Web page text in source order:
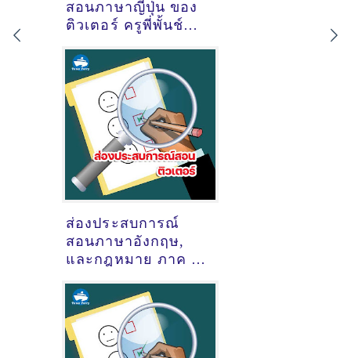
สอนภาษาญี่ปุ่น ของ
ติวเตอร์ ครูพี่พั้นช์
โคตร์ @ออนไลน์
ส่องประสบการณ์
สอนภาษาอังกฤษ,
และกฎหมาย ภาค ก
สำนักงานปลัด
กระทรวง
สาธารณสุข) ของ
ติวเตอร์ ครูพี่ธิป นาย